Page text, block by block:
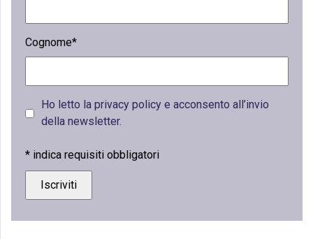
Cognome*
Ho letto la privacy policy e acconsento all’invio
della newsletter.
* indica requisiti obbligatori